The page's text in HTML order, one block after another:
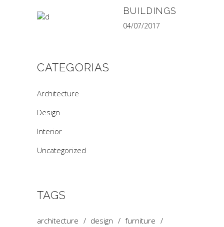
BUILDINGS
04/07/2017
CATEGORIAS
Architecture
Design
Interior
Uncategorized
TAGS
architecture design
furniture